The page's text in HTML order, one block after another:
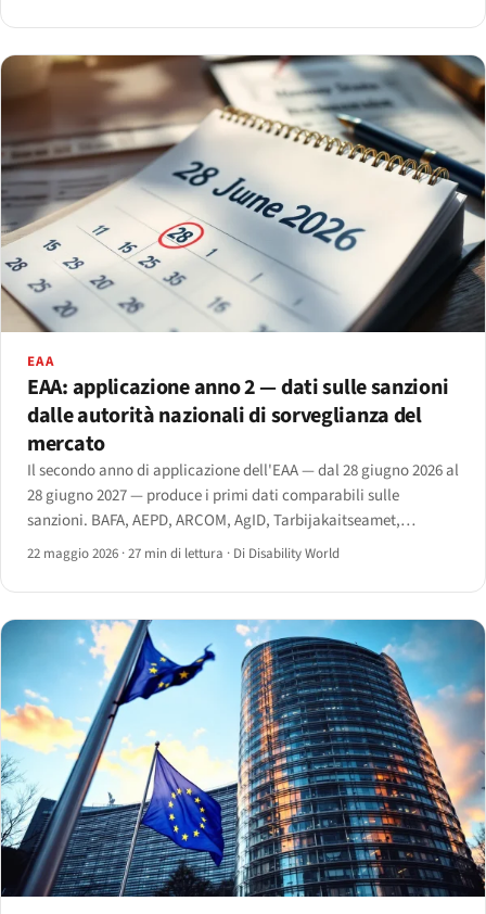
EAA
EAA: applicazione anno 2 — dati sulle sanzioni
dalle autorità nazionali di sorveglianza del
mercato
Il secondo anno di applicazione dell'EAA — dal 28 giugno 2026 al
28 giugno 2027 — produce i primi dati comparabili sulle
sanzioni. BAFA, AEPD, ARCOM, AgID, Tarbijakaitseamet,
Agentschap Telecom e la nuova AIBE belga pubblicano le azioni
22 maggio 2026 ·27 min di lettura · Di Disability World